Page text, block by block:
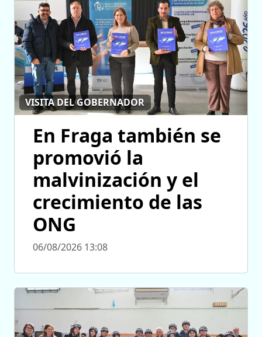
VISITA DEL GOBERNADOR
En Fraga también se
promovió la
malvinización y el
crecimiento de las
ONG
06/08/2026 13:08